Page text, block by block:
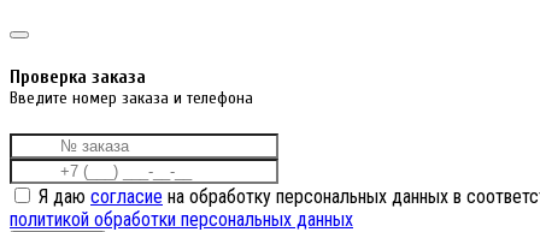
Проверка заказа
Введите номер заказа и телефона
Я даю согласие на обработку персональных данных в
политикой обработки персональных данных